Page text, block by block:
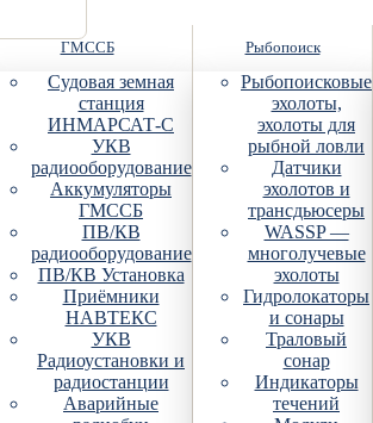
ГМССБ
Судовая земная
станция
ИНМАРСАТ-С
УКВ
радиооборудование
Аккумуляторы
ГМССБ
ПВ/КВ
радиооборудование
ПВ/КВ Установка
Приёмники
НАВТЕКС
УКВ
Радиоустановки и
радиостанции
Аварийные
Рыбопоиск
Рыбопоисковые
эхолоты,
эхолоты для
рыбной ловли
Датчики
эхолотов и
трансдьюсеры
WASSP —
многолучевые
эхолоты
Гидролокаторы
и сонары
Траловый
сонар
Индикаторы
течений